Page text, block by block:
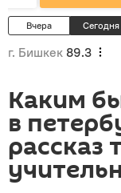
Вчера Сегодня
г. Бишкек 89.3
Каким
в
рассказ